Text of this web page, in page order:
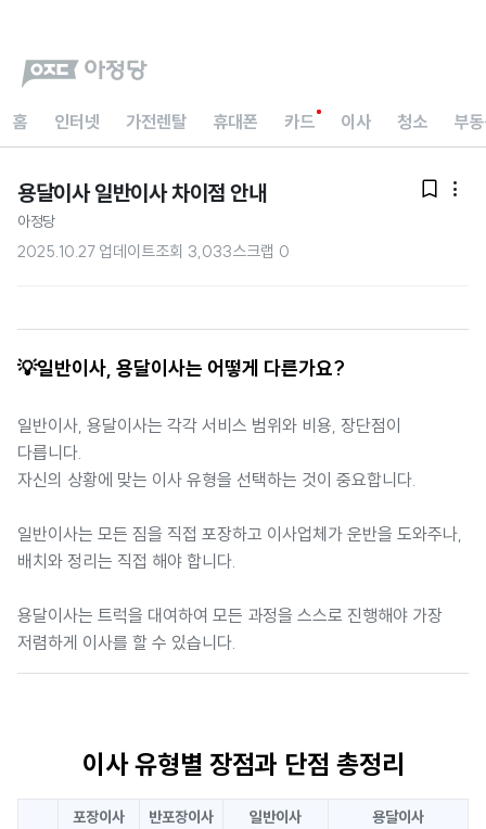
홈 인터넷 가전렌탈 휴대폰 카드 이사 청소 부
용달이사 일반이사 차이점 안내  
아정당
2025.10.27 업데이트조회 3,033스크랩 0
💡일반이사, 용달이사는 어떻게 다른가요?
일반이사, 용달이사는 각각 서비스 범위와 비용, 장단점이
다릅니다.
자신의 상황에 맞는 이사 유형을 선택하는 것이 중요합니다.
일반이사는 모든 짐을 직접 포장하고 이사업체가 운반을 도와주나,
배치와 정리는 직접 해야 합니다.
용달이사는 트럭을 대여하여 모든 과정을 스스로 진행해야 가장
저렴하게 이사를 할 수 있습니다.
이사 유형별 장점과 단점 총정리
포장이사 반포장이사 일반이사 용달이사